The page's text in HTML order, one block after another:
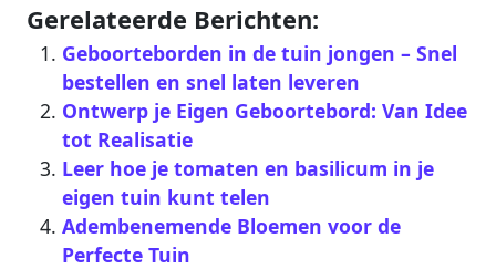
Gerelateerde Berichten:
Geboorteborden in de tuin jongen – Snel
bestellen en snel laten leveren
Ontwerp je Eigen Geboortebord: Van Idee
tot Realisatie
Leer hoe je tomaten en basilicum in je
eigen tuin kunt telen
Adembenemende Bloemen voor de
Perfecte Tuin